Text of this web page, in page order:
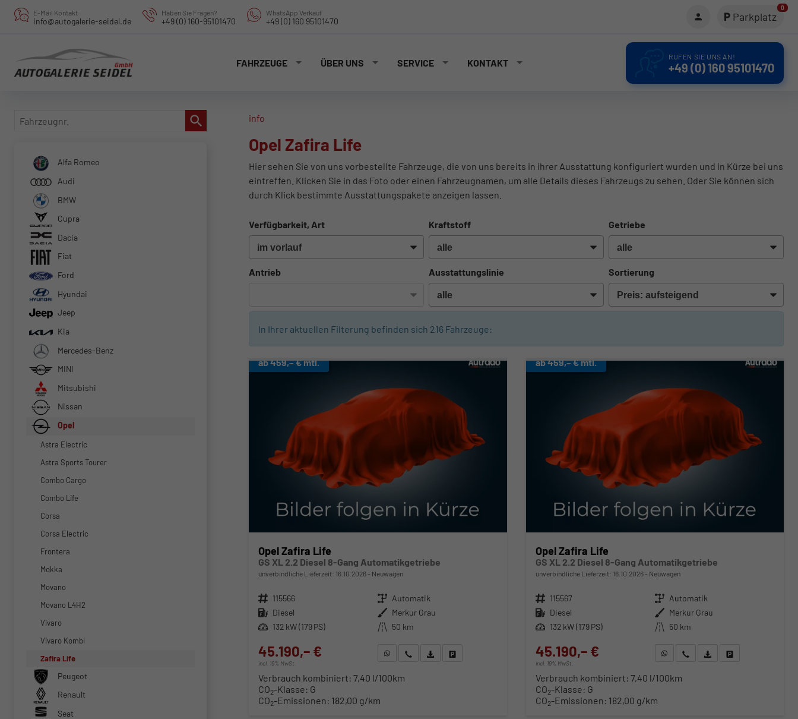
E-Mail Kontakt
info@autogalerie-seidel.de
Haben Sie Fragen?
+49 (0) 160-95101470
WhatsApp Verkauf
+49 (0) 160 95101470 Parkplatz
0
FAHRZEUGE ÜBER UNS SERVICE KONTAKT
RUFEN SIE UNS AN!
+49 (0) 160 95101470
info
Opel Zafira Life
Hier sehen Sie von uns vorbestellte Fahrzeuge, die von uns bereits in ihrer Ausstattung konfiguriert wurden und in Kürze bei uns
eintreffen. Klicken Sie in das Foto oder einen Fahrzeugnamen, um alle Details dieses Fahrzeugs zu sehen. Oder Sie können sich
durch Klick bestimmte Ausstattungspakete anzeigen lassen.
Verfügbarkeit, Art Kraftstoff Getriebe
Antrieb Ausstattungslinie Sortierung
In Ihrer aktuellen Filterung befinden sich 216 Fahrzeuge:
ab 459,– € mtl.
Opel Zafira Life
GS XL 2.2 Diesel 8-Gang Automatikgetriebe
unverbindliche Lieferzeit: 16.10.2026 Neuwagen
Fahrzeugnr. 115566 Getriebe Automatik
Kraftstoff Diesel Außenfarbe Merkur Grau
Leistung 132 kW (179 PS) Kilometerstand 50 km
45.190,– €
incl. 19% MwSt.
WhatsApp anfragen
Wir rufen Sie anFahrzeugexposé (PDF)
Verbrauch kombiniert:7,40 l/100km
CO2-Klasse: G
CO2-Emissionen: 182,00 g/km
ab 459,– € mtl.
Opel Zafira Life
GS XL 2.2 Diesel 8-Gang Automatikgetriebe
unverbindliche Lieferzeit: 16.10.2026 Neuwagen
Fahrzeugnr. 115567 Getriebe Automatik
Kraftstoff Diesel Außenfarbe Merkur Grau
Leistung 132 kW (179 PS) Kilometerstand 50 km
45.190,– €
incl. 19% MwSt.
WhatsApp anfragen
Wir rufen Sie anFahrzeugexposé (PDF)
Fahrzeug parken
Verbrauch kombiniert: 7,40 l/100km
CO2-Klasse: G
CO2-Emissionen: 182,00 g/km
Fahrzeugnr.
Alfa Romeo
Audi
BMW
Cupra
Dacia
Fiat
Ford
Hyundai
Jeep
Kia
Mercedes-Benz
MINI
Mitsubishi
Nissan
Opel
Astra Electric
Astra Sports Tourer
Combo Cargo
Combo Life
Corsa
Corsa Electric
Frontera
Mokka
Movano
Movano L4H2
Vivaro
Vivaro Kombi
Zafira Life
Peugeot
Renault
Seat